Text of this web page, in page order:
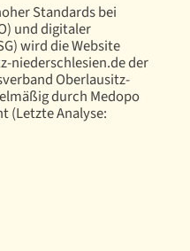
Standards bei
und digitaler
wird die Website
niederschlesien.de der
Oberlausitz-
durch Medopo
(Letzte Analyse: